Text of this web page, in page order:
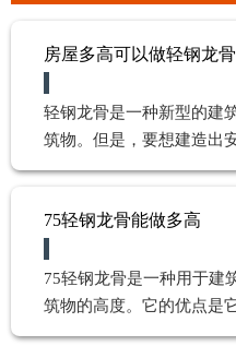
房屋多高可以做轻钢龙骨
轻钢龙骨是一种新型的建
筑物。但是，要想建造出安
75轻钢龙骨能做多高
75轻钢龙骨是一种用于建
筑物的高度。它的优点是它